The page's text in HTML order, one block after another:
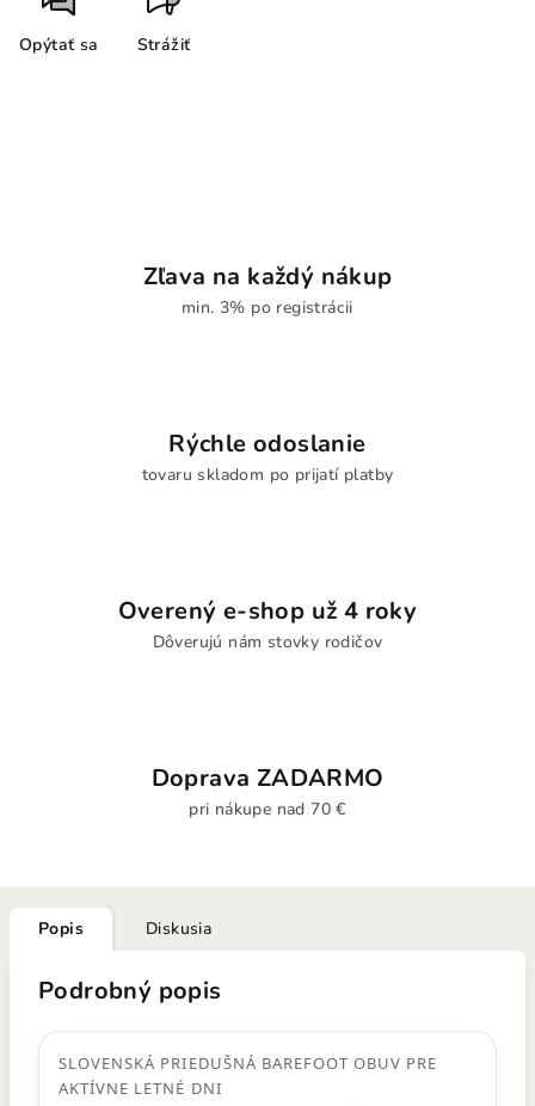
Opýtať sa Strážiť
Zľava na každý nákup
min. 3% po registrácii
Rýchle odoslanie
tovaru skladom po prijatí platby
Overený e-shop už 4 roky
Dôverujú nám stovky rodičov
Doprava ZADARMO
pri nákupe nad 70 €
Popis Diskusia
Podrobný popis
SLOVENSKÁ PRIEDUŠNÁ BAREFOOT OBUV PRE
AKTÍVNE LETNÉ DNI